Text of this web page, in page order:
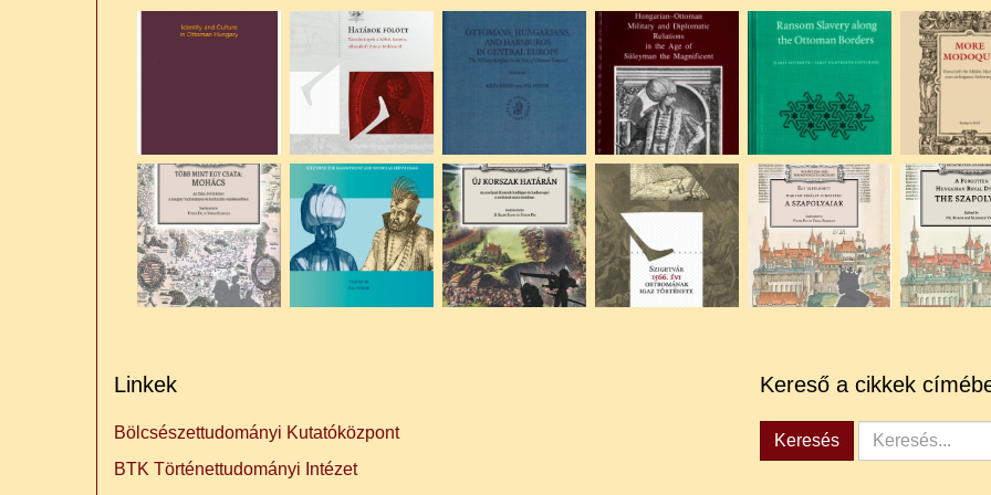
Linkek
Bölcsészettudományi Kutatóközpont
BTK Történettudományi Intézet
Kereső a cikkek
Keresés Keresés...